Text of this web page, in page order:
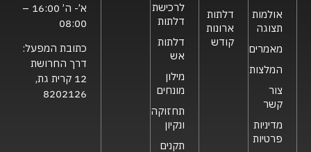
אולמות
תצוגה
מאמרים
המלצות
צור
קשר
מדיניות
פרטיות
דלתות
ארונות
קודש
לרכישת
דלתות
דלתות
אש
מילון
מונחים
תחזוקה
ונקיון
תקנים
א’- ה’ 16:00 –
08:00
כתובת המפעל:
דרך החרושת
12 קרית גת,
8202126